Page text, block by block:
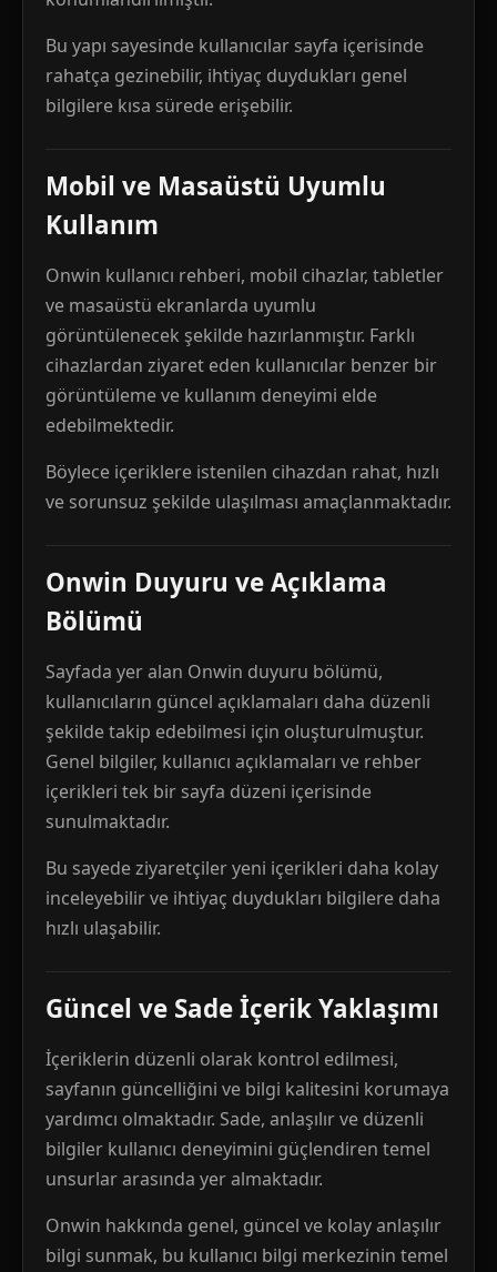
Bu yapı sayesinde kullanıcılar sayfa içerisinde
rahatça gezinebilir, ihtiyaç duydukları genel
bilgilere kısa sürede erişebilir.
Mobil ve Masaüstü Uyumlu
Kullanım
Onwin kullanıcı rehberi, mobil cihazlar, tabletler
ve masaüstü ekranlarda uyumlu
görüntülenecek şekilde hazırlanmıştır. Farklı
cihazlardan ziyaret eden kullanıcılar benzer bir
görüntüleme ve kullanım deneyimi elde
edebilmektedir.
Böylece içeriklere istenilen cihazdan rahat, hızlı
ve sorunsuz şekilde ulaşılması amaçlanmaktadır.
Onwin Duyuru ve Açıklama
Bölümü
Sayfada yer alan Onwin duyuru bölümü,
kullanıcıların güncel açıklamaları daha düzenli
şekilde takip edebilmesi için oluşturulmuştur.
Genel bilgiler, kullanıcı açıklamaları ve rehber
içerikleri tek bir sayfa düzeni içerisinde
sunulmaktadır.
Bu sayede ziyaretçiler yeni içerikleri daha kolay
inceleyebilir ve ihtiyaç duydukları bilgilere daha
hızlı ulaşabilir.
Güncel ve Sade İçerik Yaklaşımı
İçeriklerin düzenli olarak kontrol edilmesi,
sayfanın güncelliğini ve bilgi kalitesini korumaya
yardımcı olmaktadır. Sade, anlaşılır ve düzenli
bilgiler kullanıcı deneyimini güçlendiren temel
unsurlar arasında yer almaktadır.
Onwin hakkında genel, güncel ve kolay anlaşılır
bilgi sunmak, bu kullanıcı bilgi merkezinin temel